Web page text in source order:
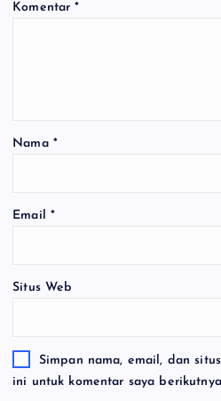
Komentar*
Nama *
Email *
Situs Web
Simpan nama, email, dan
ini untuk komentar saya